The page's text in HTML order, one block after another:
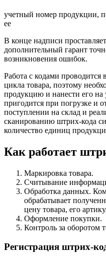
учетный номер продукции,
ее
В конце надписи
дополнительный гарант
возникновения ошибок.
Работа с кодами проводится
цикла товара, поэтому
продукцию и нанести его
пригодится при погрузке и
поступлении на склад и
сканированию штрих-кода
количество единиц
Как работает
Маркировка товара.
Считывание
Обработка данных.
обрабатывает
цену товара, его
Оформление покупки.
Контроль за оборотом
Регистрация штрих-